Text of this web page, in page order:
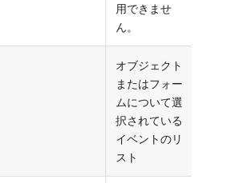
用できませ
ん。
オブジェクト
またはフォー
ムについて選
択されている
イベントのリ
スト